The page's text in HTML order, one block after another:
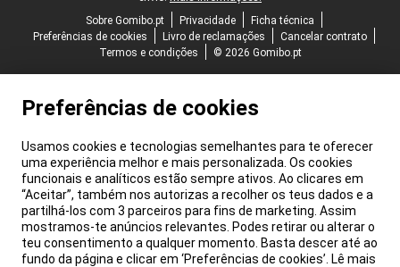
Sobre Gomibo.pt
Privacidade
Ficha técnica
Preferências de cookies
Livro de reclamações
Cancelar contrato
Termos e condições
© 2026 Gomibo.pt
Preferências de cookies
Usamos cookies e tecnologias semelhantes para te oferecer
uma experiência melhor e mais personalizada. Os cookies
funcionais e analíticos estão sempre ativos. Ao clicares em
“Aceitar”, também nos autorizas a recolher os teus dados e a
partilhá-los com 3 parceiros para fins de marketing. Assim
mostramos-te anúncios relevantes. Podes retirar ou alterar o
teu consentimento a qualquer momento. Basta descer até ao
fundo da página e clicar em ‘Preferências de cookies’. Lê mais